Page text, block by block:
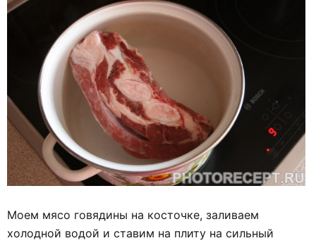
Моем мясо говядины на косточке, заливаем
холодной водой и ставим на плиту на сильный